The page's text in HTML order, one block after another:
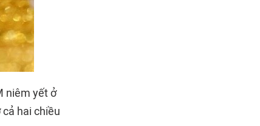
niêm yết ở
hai chiều